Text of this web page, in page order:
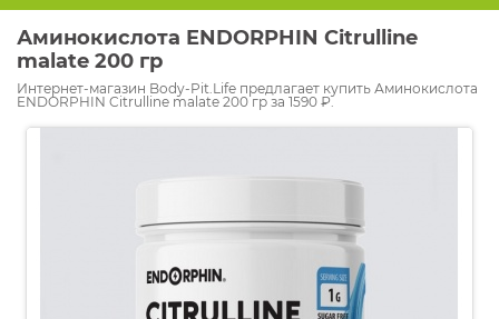
Аминокислота ENDORPHIN Citrulline
malate 200 гр
Интернет-магазин Body-Pit.Life предлагает купить Аминокислота
ENDORPHIN Citrulline malate 200 гр за 1590 ₽.